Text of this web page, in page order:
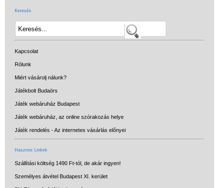
Keresés
Kapcsolat
Rólunk
Miért vásárolj nálunk?
Játékbolt Budaörs
Játék webáruház Budapest
Játék webáruház, az online szórakozás helye
Játék rendelés - Az internetes vásárlás előnyei
Hasznos Linkek
Szállítási költség 1490 Ft-tól, de akár ingyen!
Személyes átvétel Budapest XI. kerület